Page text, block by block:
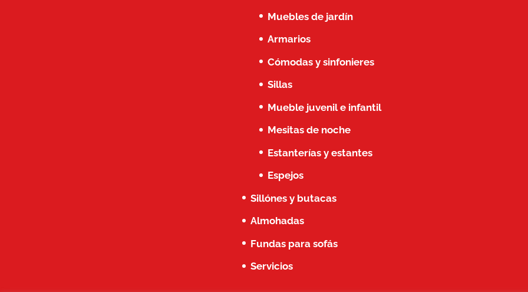
Muebles de jardín
Armarios
Cómodas y sinfonieres
Sillas
Mueble juvenil e infantil
Mesitas de noche
Estanterías y estantes
Espejos
Sillónes y butacas
Almohadas
Fundas para sofás
Servicios